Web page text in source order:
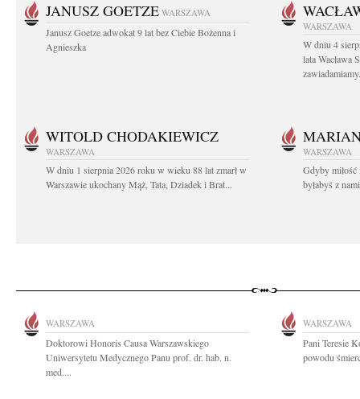
JANUSZ GOETZE WARSZAWA
Janusz Goetze adwokat 9 lat bez Ciebie Bożenna i
Agnieszka
WARSZAWA
W dniu 4
lata Wacława
WITOLD CHODAKIEWICZ
WARSZAWA
W dniu 1 sierpnia 2026 roku w wieku 88 lat zmarł w
Warszawie ukochany Mąż, Tata, Dziadek i Brat...
WARSZAWA
Gdyby miłość
byłabyś z
WARSZAWA
Doktorowi Honoris Causa Warszawskiego
Uniwersytetu Medycznego Panu prof. dr. hab. n.
med....
WARSZAWA
Pani Teresie
powodu